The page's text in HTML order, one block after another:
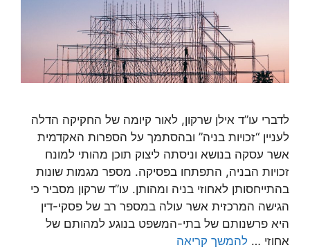
לדברי עו”ד אילן שרקון, לאור קיומה של החקיקה הדלה
לעניין “זכויות בניה” ובהסתמך על הספרות האקדמית
אשר עסקה בנושא וניסתה ליצוק תוכן מהותי למונח
זכויות הבניה, התפתחו בפסיקה. מספר מגמות שונות
בהתייחסותן לאחוזי בניה ומהותן. עו”ד שרקון מסביר כי
הגישה המרכזית אשר עולה במספר רב של פסקי-דין
היא פרשנותם של בתי-המשפט בנוגע למהותם של
אחוזי … להמשך קריאה